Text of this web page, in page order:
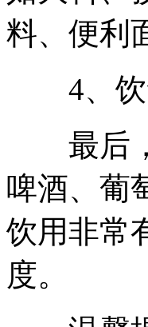
料、便利
4、饮
最后，
啤酒、葡
饮用非常
度。